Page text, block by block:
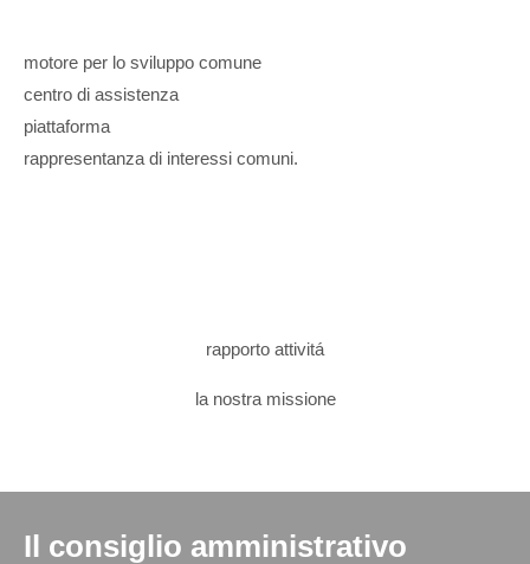
motore per lo sviluppo comune
centro di assistenza
piattaforma
rappresentanza di interessi comuni.
rapporto attivitá
la nostra missione
Il consiglio amministrativo